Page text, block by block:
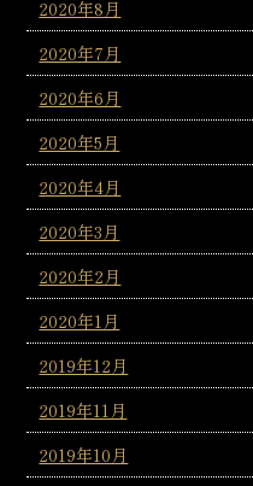
2020年8月
2020年7月
2020年6月
2020年5月
2020年4月
2020年3月
2020年2月
2020年1月
2019年12月
2019年11月
2019年10月